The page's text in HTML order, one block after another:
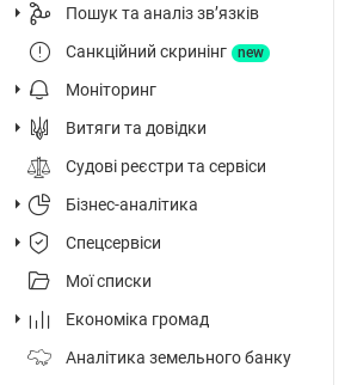
Пошук та аналіз звʼязків
Санкційний скринінг
new
Моніторинг
Витяги та довідки
Судові реєстри та сервіси
Бізнес-аналітика
Спецсервіси
Мої списки
Економіка громад
Аналітика земельного банку